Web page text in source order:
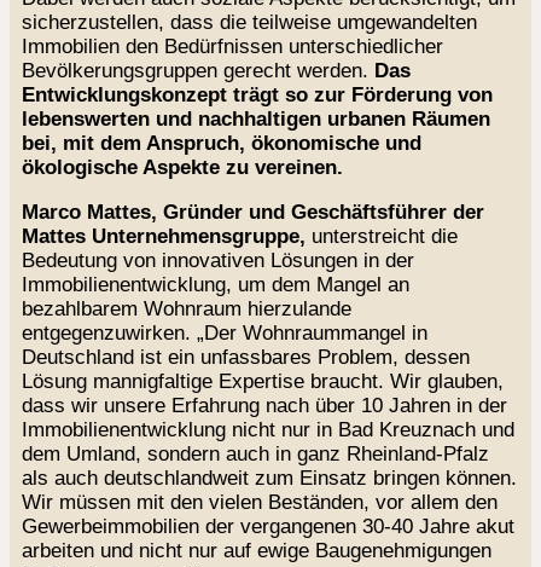
sicherzustellen, dass die teilweise umgewandelten
Immobilien den Bedürfnissen unterschiedlicher
Bevölkerungsgruppen gerecht werden. Das
Entwicklungskonzept trägt so zur Förderung von
lebenswerten und nachhaltigen urbanen Räumen
bei, mit dem Anspruch, ökonomische und
ökologische Aspekte zu vereinen.
Marco Mattes, Gründer und Geschäftsführer der
Mattes Unternehmensgruppe, unterstreicht die
Bedeutung von innovativen Lösungen in der
Immobilienentwicklung, um dem Mangel an
bezahlbarem Wohnraum hierzulande
entgegenzuwirken. „Der Wohnraummangel in
Deutschland ist ein unfassbares Problem, dessen
Lösung mannigfaltige Expertise braucht. Wir glauben,
dass wir unsere Erfahrung nach über 10 Jahren in der
Immobilienentwicklung nicht nur in Bad Kreuznach und
dem Umland, sondern auch in ganz Rheinland-Pfalz
als auch deutschlandweit zum Einsatz bringen können.
Wir müssen mit den vielen Beständen, vor allem den
Gewerbeimmobilien der vergangenen 30-40 Jahre akut
arbeiten und nicht nur auf ewige Baugenehmigungen